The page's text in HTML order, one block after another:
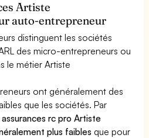
Artiste
auto-entrepreneur
distinguent les sociétés
des micro-entrepreneurs ou
le métier Artiste
ont généralement des
que les sociétés. Par
rc pro Artiste
plus faibles que pour